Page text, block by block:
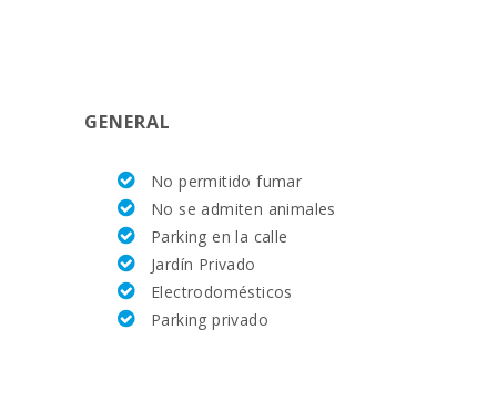
GENERAL
No permitido fumar
No se admiten animales
Parking en la calle
Jardín Privado
Electrodomésticos
Parking privado